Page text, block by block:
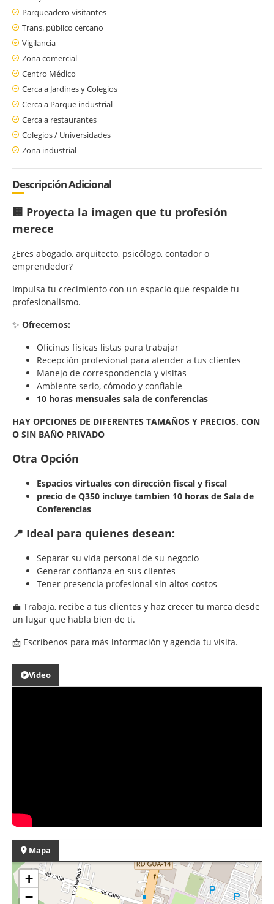
Parqueadero visitantes
Trans. público cercano
Vigilancia
Zona comercial
Centro Médico
Cerca a Jardines y Colegios
Cerca a Parque industrial
Cerca a restaurantes
Colegios / Universidades
Zona industrial
Descripción Adicional
🏢 Proyecta la imagen que tu profesión
merece
¿Eres abogado, arquitecto, psicólogo, contador o
emprendedor?
Impulsa tu crecimiento con un espacio que respalde tu
profesionalismo.
✨ Ofrecemos:
Oficinas físicas listas para trabajar
Recepción profesional para atender a tus clientes
Manejo de correspondencia y visitas
Ambiente serio, cómodo y confiable
10 horas mensuales sala de conferencias
HAY OPCIONES DE DIFERENTES TAMAÑOS Y PRECIOS, CON
O SIN BAÑO PRIVADO
Otra Opción
Espacios virtuales con dirección fiscal y fiscal
precio de Q350 incluye tambien 10 horas de Sala de
Conferencias
📍 Ideal para quienes desean:
Separar su vida personal de su negocio
Generar confianza en sus clientes
Tener presencia profesional sin altos costos
💼 Trabaja, recibe a tus clientes y haz crecer tu marca desde
un lugar que habla bien de ti.
📩 Escríbenos para más información y agenda tu visita.
Video
Mapa
+
−